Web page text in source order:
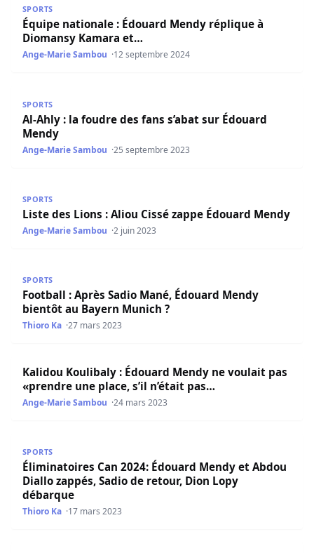
SPORTS
Équipe nationale : Édouard Mendy réplique à
Diomansy Kamara et…
Ange-Marie Sambou 12 septembre 2024
SPORTS
Al-Ahly : la foudre des fans s’abat sur Édouard
Mendy
Ange-Marie Sambou 25 septembre 2023
SPORTS
Liste des Lions : Aliou Cissé zappe Édouard Mendy
Ange-Marie Sambou 2 juin 2023
SPORTS
Football : Après Sadio Mané, Édouard Mendy
bientôt au Bayern Munich ?
Thioro Ka 27 mars 2023
Kalidou Koulibaly : Édouard Mendy ne voulait pas
Kalidou Koulibaly : Édouard Mendy ne voulait pas
«prendre une place, s’il n’était pas…
Ange-Marie Sambou 24 mars 2023
SPORTS
Éliminatoires Can 2024: Édouard Mendy et Abdou
Diallo zappés, Sadio de retour, Dion Lopy
débarque
Thioro Ka 17 mars 2023